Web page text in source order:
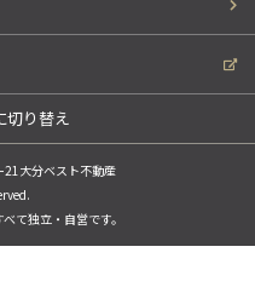
切り替え
大分ベスト不動産
て独立・自営です。